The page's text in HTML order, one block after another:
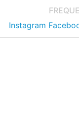
Instagram